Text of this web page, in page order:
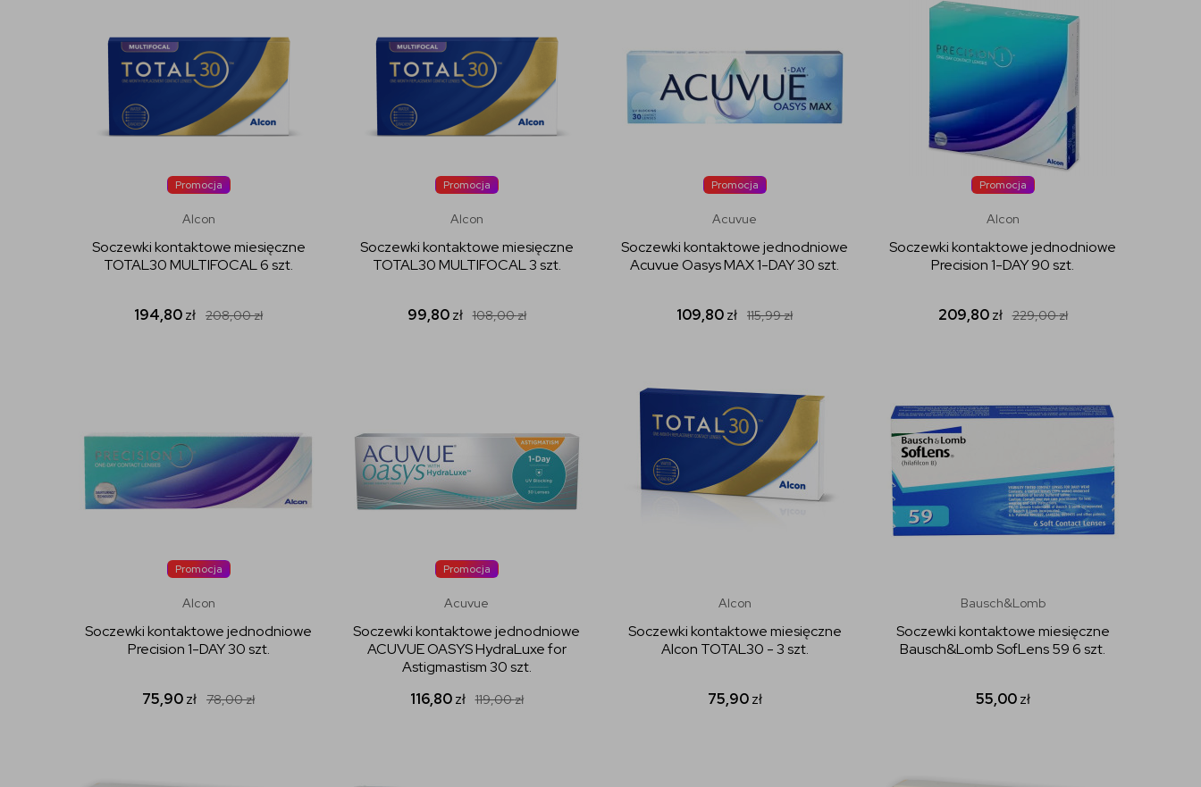
Promocja
Alcon
Soczewki kontaktowe miesięczne
TOTAL30 MULTIFOCAL 6 szt.
194,80zł 208,00zł
Promocja
Alcon
Soczewki kontaktowe miesięczne
TOTAL30 MULTIFOCAL 3 szt.
99,80zł 108,00zł
Promocja
Acuvue
Soczewki kontaktowe jednodniowe
Acuvue Oasys MAX 1-DAY 30 szt.
109,80zł 115,99zł
Promocja
Alcon
Soczewki kontaktowe jednodniowe
Precision 1-DAY 90 szt.
209,80zł 229,00zł
Promocja
Alcon
Soczewki kontaktowe jednodniowe
Precision 1-DAY 30 szt.
75,90zł 78,00zł
Promocja
Acuvue
Soczewki kontaktowe jednodniowe
ACUVUE OASYS HydraLuxe for
Astigmastism 30 szt.
116,80zł 119,00zł
Alcon
Soczewki kontaktowe miesięczne
Alcon TOTAL30 - 3 szt.
75,90zł
Bausch&Lomb
Soczewki kontaktowe miesięczne
Bausch&Lomb SofLens 59 6 szt.
55,00zł